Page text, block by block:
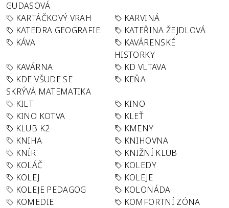
GUDASOVÁ
KARTÁČKOVÝ VRAH
KARVINÁ
KATEDRA GEOGRAFIE
KATEŘINA ŽEJDLOVÁ
KÁVA
KAVÁRENSKÉ
HISTORKY
KAVÁRNA
KD VLTAVA
KDE VŠUDE SE
SKRÝVÁ MATEMATIKA
KEŇA
KILT
KINO
KINO KOTVA
KLEŤ
KLUB K2
KMENY
KNIHA
KNIHOVNA
KNÍR
KNIŽNÍ KLUB
KOLÁČ
KOLEDY
KOLEJ
KOLEJE
KOLEJE PEDAGOG
KOLONÁDA
KOMEDIE
KOMFORTNÍ ZÓNA